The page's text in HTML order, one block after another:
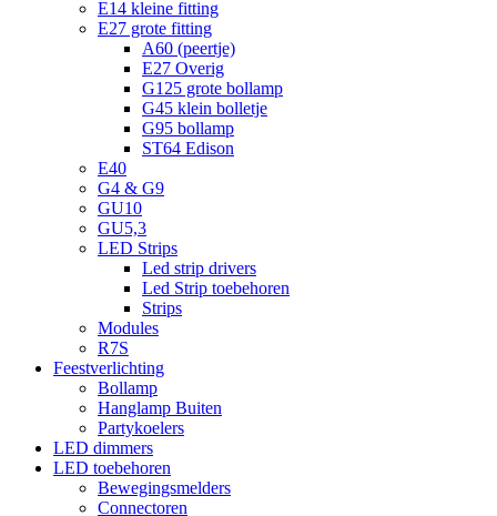
E14 kleine fitting
E27 grote fitting
A60 (peertje)
E27 Overig
G125 grote bollamp
G45 klein bolletje
G95 bollamp
ST64 Edison
E40
G4 & G9
GU10
GU5,3
LED Strips
Led strip drivers
Led Strip toebehoren
Strips
Modules
R7S
Feestverlichting
Bollamp
Hanglamp Buiten
Partykoelers
LED dimmers
LED toebehoren
Bewegingsmelders
Connectoren